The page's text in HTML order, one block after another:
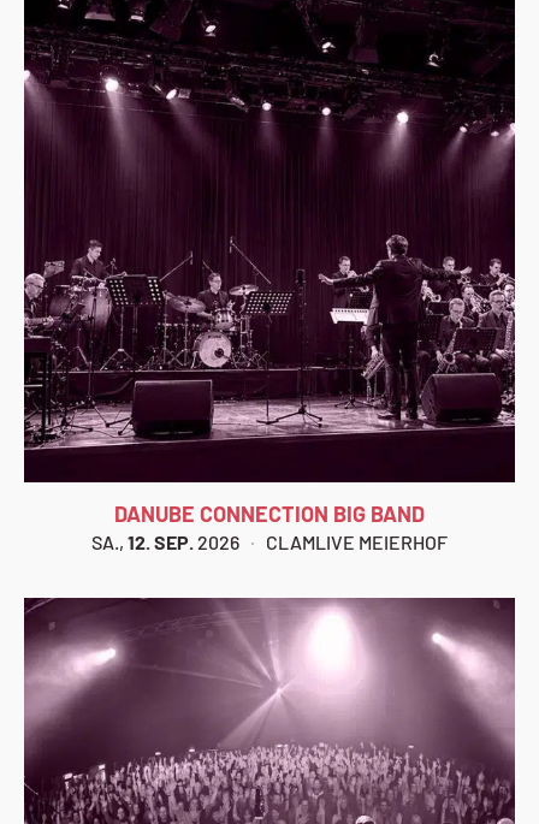
DANUBE CONNECTION BIG BAND
SA., 12. SEP.2026 CLAMLIVE MEIERHOF